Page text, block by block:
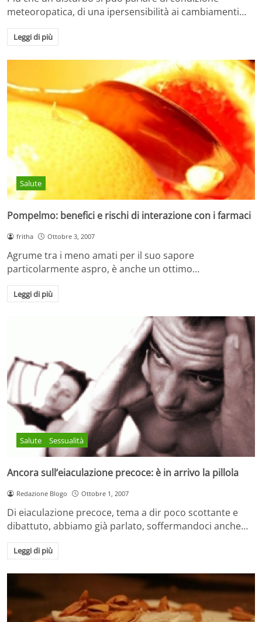
meteoropatica, di una ipersensibilità ai cambiamenti…
Leggi di più
Salute
Pompelmo: benefici e rischi di interazione con i farmaci
fritha Ottobre 3, 2007
Agrume tra i meno amati per il suo sapore
particolarmente aspro, è anche un ottimo…
Leggi di più
Salute Sessualità
Ancora sull’eiaculazione precoce: è in arrivo la pillola
Redazione Blogo Ottobre 1, 2007
Di eiaculazione precoce, tema a dir poco scottante e
dibattuto, abbiamo già parlato, soffermandoci anche…
Leggi di più